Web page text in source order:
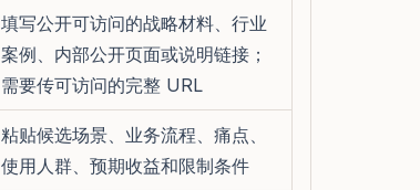
填写公开可访问的战略材料、行业
案例、内部公开页面或说明链接；
需要传可访问的完整 URL
粘贴候选场景、业务流程、痛点、
使用人群、预期收益和限制条件